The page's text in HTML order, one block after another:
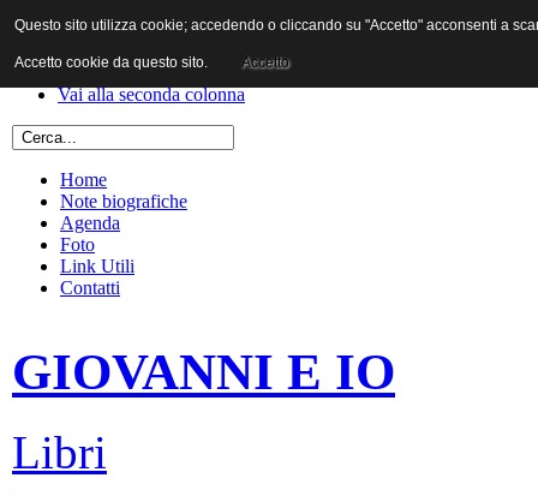
Vai al contenuto
Vai alla prima colonna
Vai alla seconda colonna
Home
Note biografiche
Agenda
Foto
Link Utili
Contatti
GIOVANNI E IO
Libri
Questo sito utilizza cookie; accedendo o cliccando su "Accetto" acconsenti a
Accetto cookie da questo sito. Accetto